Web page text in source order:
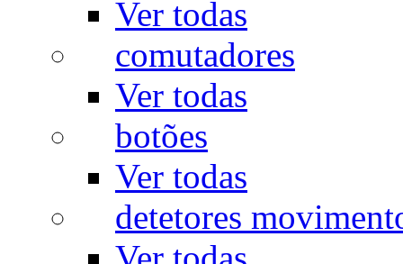
Ver todas
comutadores
Ver todas
botões
Ver todas
detetores